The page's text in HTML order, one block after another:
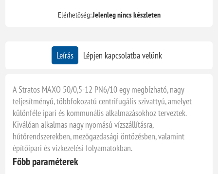
Elérhetőség:Jelenleg nincs készleten
Leírás Lépjen kapcsolatba velünk
A Stratos MAXO 50/0,5-12 PN6/10 egy megbízható, nagy
teljesítményű, többfokozatú centrifugális szivattyú, amelyet
különféle ipari és kommunális alkalmazásokhoz terveztek.
Kiválóan alkalmas nagy nyomású vízszállításra,
hűtőrendszerekben, mezőgazdasági öntözésben, valamint
építőipari és vízkezelési folyamatokban.
Főbb paraméterek